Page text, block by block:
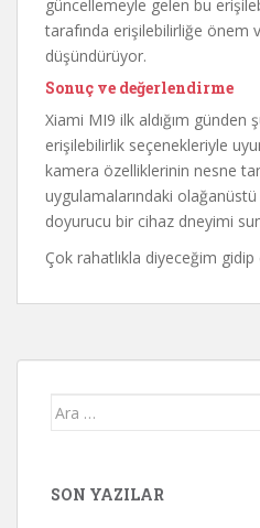
güncellemeyle gelen bu
tarafında erişilebilirliğe önem
düşündürüyor.
Sonuç ve değerlendirme
Xiami MI9 ilk aldığım günden
erişilebilirlik seçenekleriyle
kamera özelliklerinin nesne
uygulamalarındaki
doyurucu bir cihaz dneyimi
Çok rahatlıkla diyeceğim
Arama
SON YAZILAR